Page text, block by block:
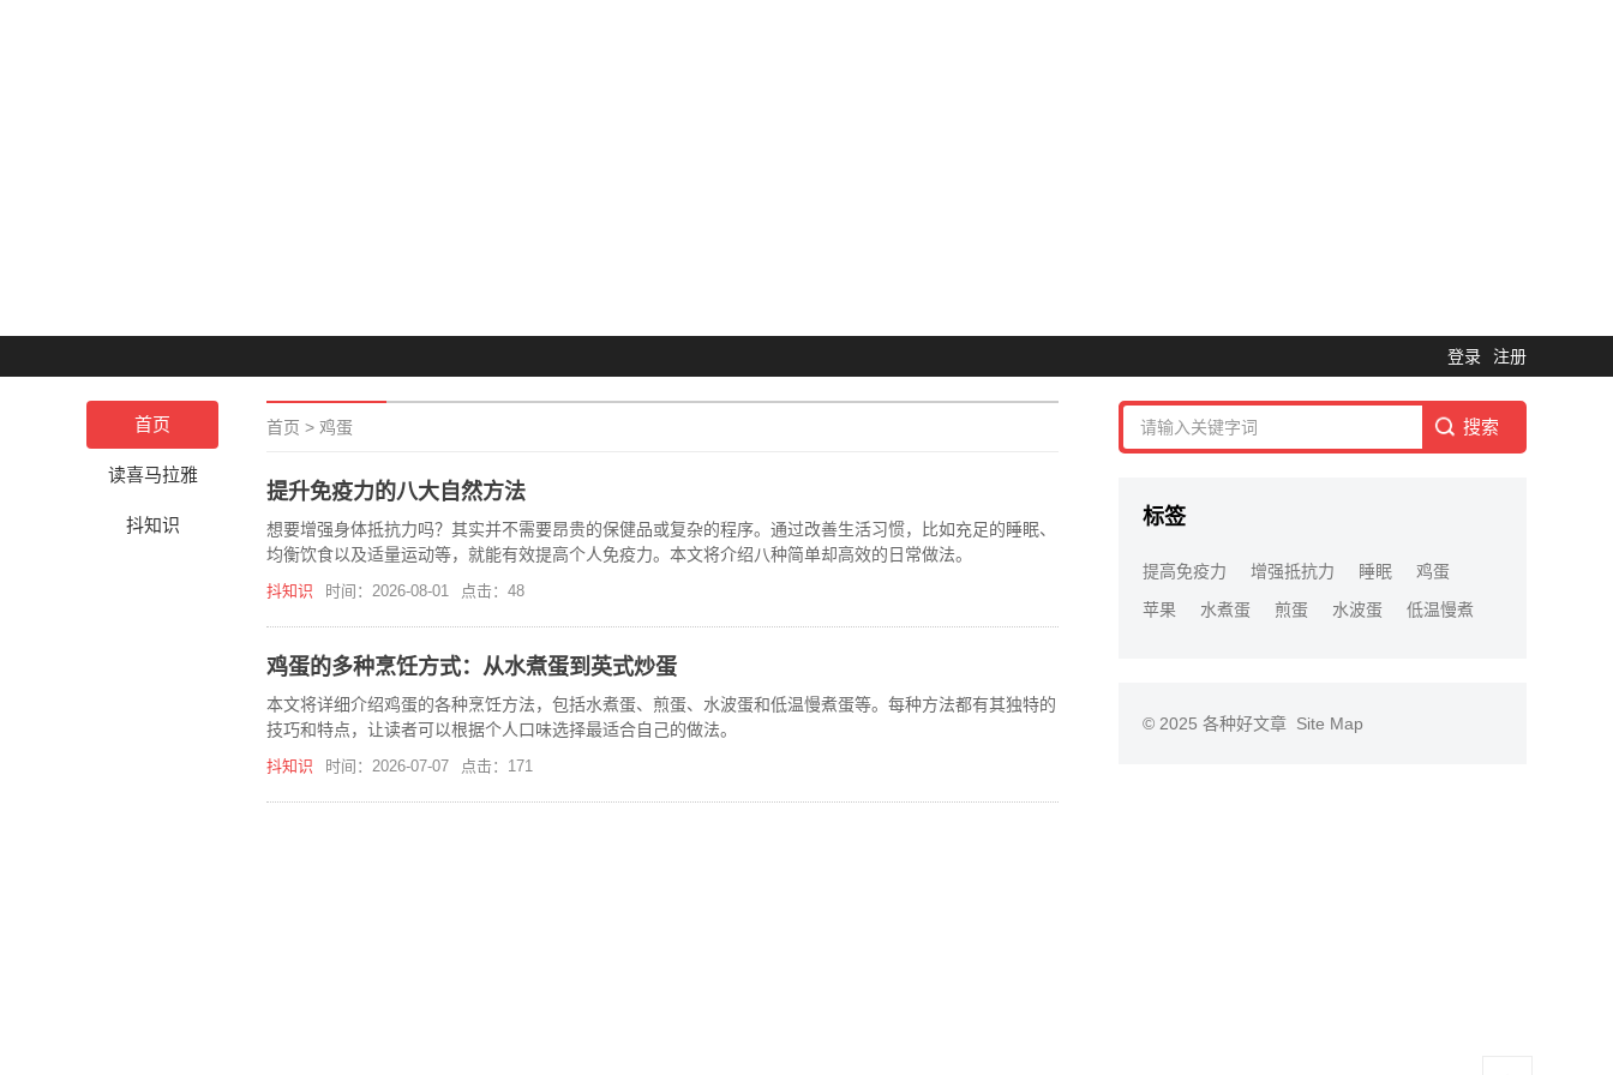
登录 注册
首页
读喜马拉雅
抖知识
首页 > 鸡蛋
提升免疫力的八大自然方法
想要增强身体抵抗力吗？其实并不需要昂贵的保健品或复杂的程序。通过改善生活习惯，比如充足的睡眠、
均衡饮食以及适量运动等，就能有效提高个人免疫力。本文将介绍八种简单却高效的日常做法。
抖知识 时间：2026-08-01 点击：48
鸡蛋的多种烹饪方式：从水煮蛋到英式炒蛋
本文将详细介绍鸡蛋的各种烹饪方法，包括水煮蛋、煎蛋、水波蛋和低温慢煮蛋等。每种方法都有其独特的
技巧和特点，让读者可以根据个人口味选择最适合自己的做法。
抖知识 时间：2026-07-07 点击：171
标签
提高免疫力 增强抵抗力 睡眠
鸡蛋
苹果
水煮蛋 煎蛋 水波蛋 低温慢煮
© 2025 各种好文章 Site Map